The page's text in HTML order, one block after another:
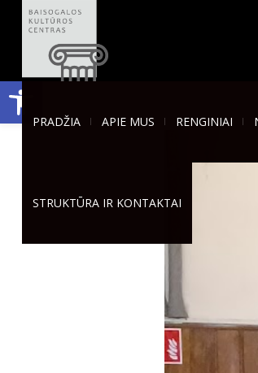
Open toolbar
PRADŽIA APIE MUS RENGINIAI
STRUKTŪRA IR KONTAKTAI